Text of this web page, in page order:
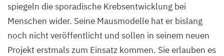
spiegeln die sporadische Krebsentwicklung bei
Menschen wider. Seine Mausmodelle hat er bislang
noch nicht veröffentlicht und sollen in seinem neuen
Projekt erstmals zum Einsatz kommen. Sie erlauben es